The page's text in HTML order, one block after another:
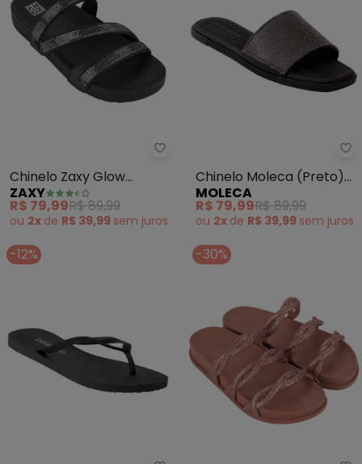
Zaxy - Chinelo Zaxy Glow
Chinelo Zaxy Glow
(Preto)
ZAXY
R$ 79,99R$ 89,99
ou 2x de R$ 39,99 sem juros
Chinelo Moleca (Preto)
em Sintético
MOLECA
R$ 79,99R$ 89,99
ou 2x de R$ 39,99 sem juros
-12% -30%